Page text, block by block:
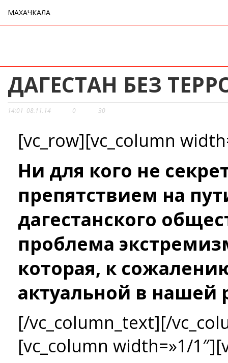
МАХАЧКАЛА
ДАГЕСТАН БЕЗ
14:01 08.11.14 0 30
[vc_row][vc_column
Ни для кого не
препятствием на
дагестанского
проблема
которая, к
актуальной в нашей
[/vc_column_text][/
[vc_column width=»1/